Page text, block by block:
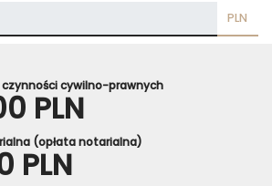
PLN
cywilno-prawnych
PLN
(opłata notarialna)
PLN